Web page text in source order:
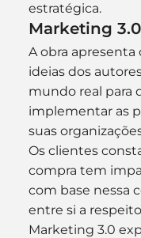
estratégica.
Marketing
A obra apresenta
ideias dos
mundo real para
implementar as
suas
Os clientes
compra tem
com base nessa
entre si a
Marketing 3.0